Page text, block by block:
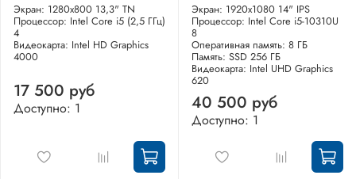
Экран: 1280x800 13,3" TN
Процессор: Intel Core i5 (2,5 ГГц)
4
Видеокарта: Intel HD Graphics
4000
17 500 руб
Доступно: 1
Экран: 1920x1080 14" IPS
Процессор: Intel Core i5-10310U
8
Оперативная память: 8 ГБ
Память: SSD 256 ГБ
Видеокарта: Intel UHD Graphics
620
40 500 руб
Доступно: 1